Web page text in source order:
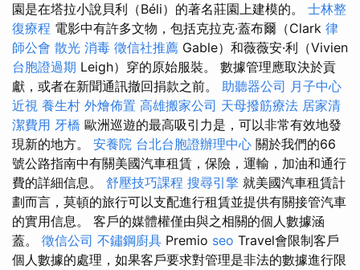
園是在塔拉小說貝利（Béli）的著名莊園上建模的。 士林整
復療程 電影中有許多文物，包括克拉克·蓋布爾（Clark 律
師公會 散光 消毒 徵信社推薦 Gable）和薇薇安·利（Vivien
台胞證過期 Leigh）穿的原始服裝。 數據管理應取決於貢
獻，或者在新聞通訊撤回捐款之前。 助聽器公司 月子中心
近視 養生村 外燴佈置 高雄搬家公司 天母撥筋療法 居家清
潔費用 牙橋 歐洲巡遊的最高吸引力是，可以非常有效地發
現新的地方。 安養院 台北台胞證辦理中心 關於我們的66
號公路指南中有關美國汽車租賃，保險，運輸，加油和通行
費的詳細信息。 舒壓技巧課程 搜尋引擎 就美國汽車租賃計
劃而言，莫頓的旅行可以支配進行租賃並提供有關接管汽車
的實用信息。 客戶的媒體權僅由與之相關的個人數據涵
蓋。 徵信公司 不鏽鋼廚具 Premio seo Travel會限制客戶
個人數據的處理，如果客戶要求對管理是非法的數據進行限